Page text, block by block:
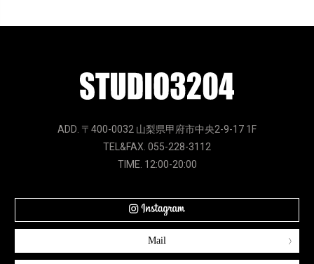
ADD. 〒400-0032 山梨県甲府市中央2-9-17 1F
TEL&FAX. 055-228-3112
TIME. 12:00-20:00
Mail